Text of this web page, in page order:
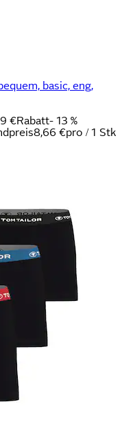
basic, eng,
€Rabatt- 13 %
8,66 €pro / 1 Stk